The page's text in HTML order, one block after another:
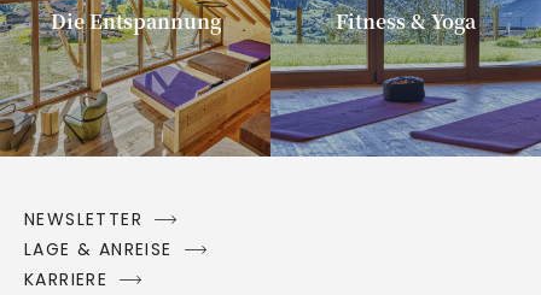
Die Entspannung Fitness & Yoga
NEWSLETTER
LAGE & ANREISE
KARRIERE